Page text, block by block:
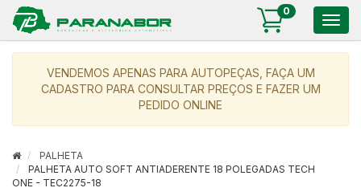
0
VENDEMOS APENAS PARA AUTOPEÇAS, FAÇA UM
CADASTRO PARA CONSULTAR PREÇOS E FAZER UM
PEDIDO ONLINE
PALHETA
PALHETA AUTO SOFT ANTIADERENTE 18 POLEGADAS TECH
ONE - TEC2275-18